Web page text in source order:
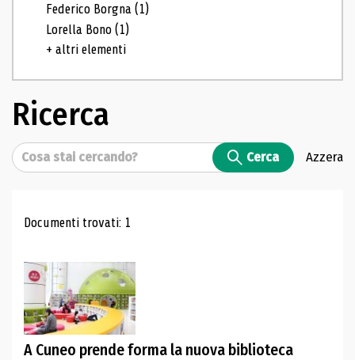
Federico Borgna(1)
Lorella Bono(1)
+ altri elementi
Ricerca
Cerca Cerca Azzera
Risultati di ricerca
Documenti trovati: 1
A Cuneo prende forma la nuova biblioteca